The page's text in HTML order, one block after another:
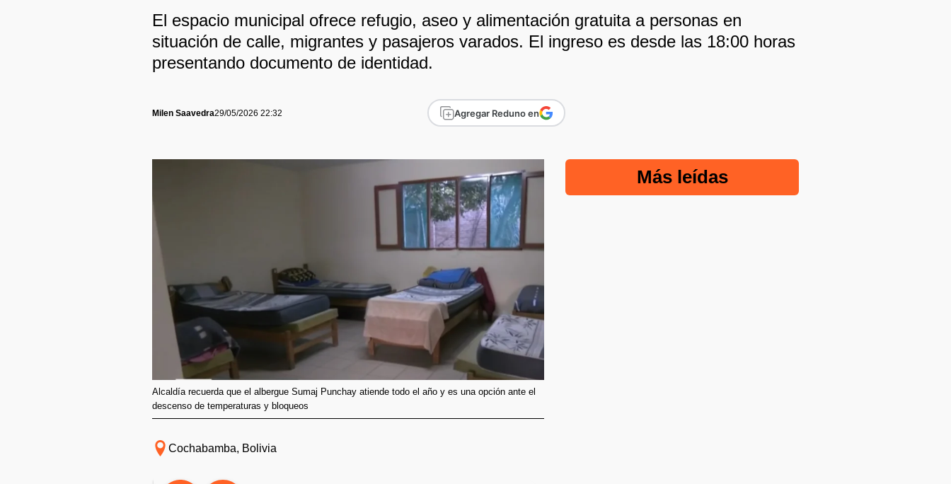
El espacio municipal ofrece refugio, aseo y alimentación gratuita a personas en
situación de calle, migrantes y pasajeros varados. El ingreso es desde las 18:00 horas
presentando documento de identidad.
Milen Saavedra29/05/2026 22:32 Agregar Reduno en
Alcaldía recuerda que el albergue Sumaj Punchay atiende todo el año y es una opción ante el
descenso de temperaturas y bloqueos
Cochabamba, Bolivia
Más leídas